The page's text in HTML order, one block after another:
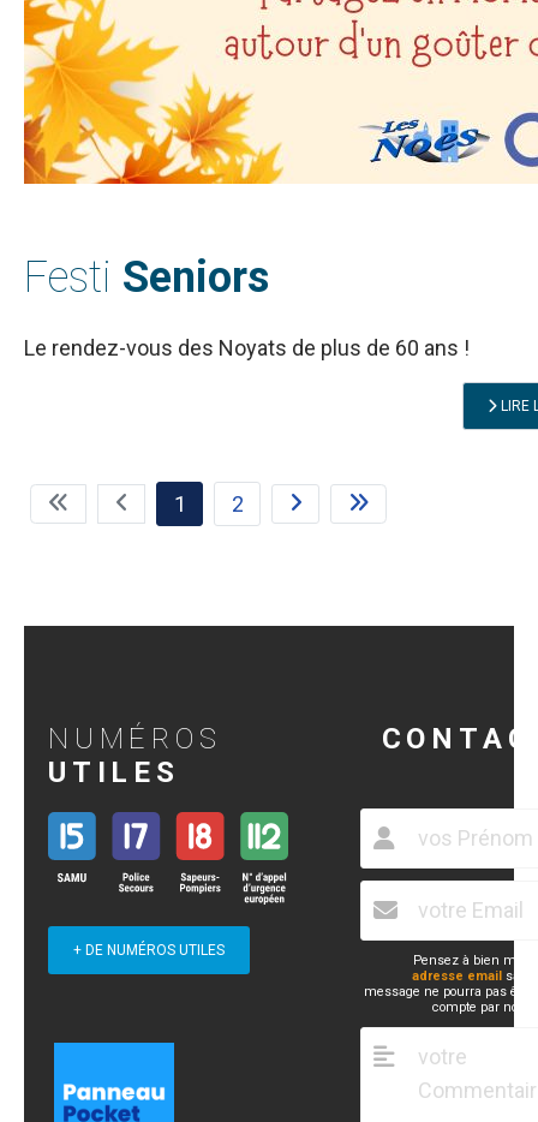
Festi Seniors
Le rendez-vous des Noyats de plus de 60 ans !
LIRE
1 2
NUMÉROS
UTILES
+ DE NUMÉROS UTILES
Pensez à bien
adresse email sans
message ne pourra pas être
compte par nos